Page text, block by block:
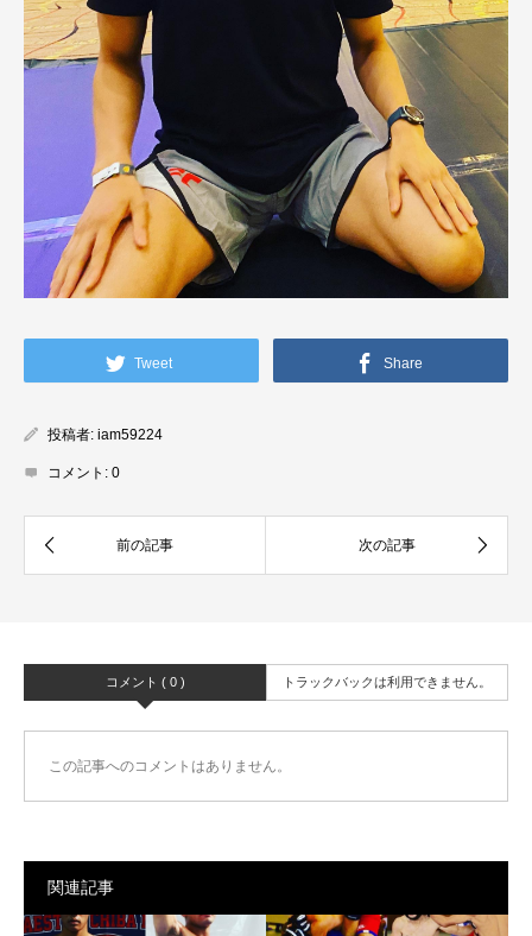
Tweet Share
投稿者: iam59224
コメント: 0
コメント ( 0 ) トラックバックは利用できません。
この記事へのコメントはありません。
関連記事